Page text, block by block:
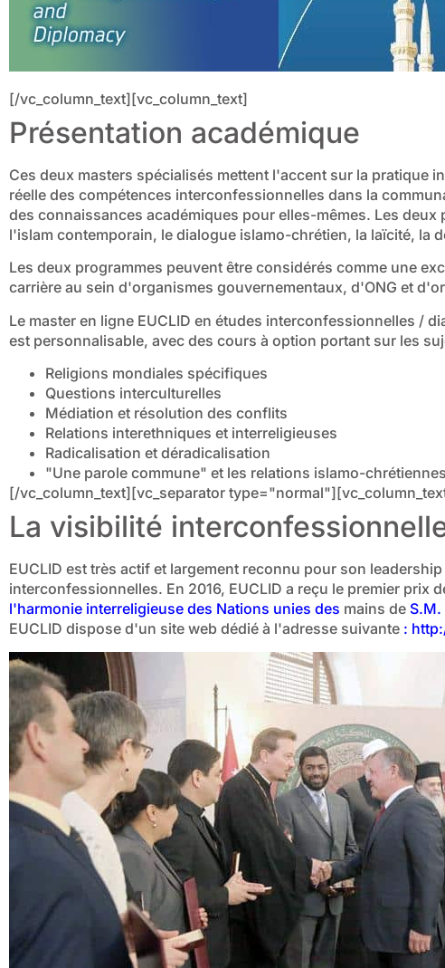
[/vc_column_text][vc_column_text]
Présentation académique
Ces deux masters spécialisés mettent l'accent sur la pratique
réelle des compétences interconfessionnelles dans la
des connaissances académiques pour elles-mêmes. Les
l'islam contemporain, le dialogue islamo-chrétien, la laïcité, la
Les deux programmes peuvent être considérés comme une
carrière au sein d'organismes gouvernementaux, d'ONG et
Le master en ligne EUCLID en études interconfessionnelles /
est personnalisable, avec des cours à option portant sur les
Religions mondiales spécifiques
Questions interculturelles
Médiation et résolution des conflits
Relations interethniques et interreligieuses
Radicalisation et déradicalisation
"Une parole commune" et les relations islamo-chrétiennes
[/vc_column_text][vc_separator
La visibilité
EUCLID est très actif et largement reconnu pour son
interconfessionnelles. En 2016, EUCLID a reçu le premier prix
l'harmonie interreligieuse des Nations unies des mains de
EUCLID dispose d'un site web dédié à l'adresse suivante :